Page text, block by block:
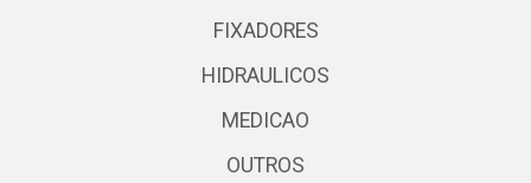
FIXADORES
HIDRAULICOS
MEDICAO
OUTROS